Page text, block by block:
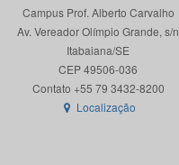
Campus Prof. Alberto Carvalho
Av. Vereador Olímpio Grande, s/n
Itabaiana/SE
CEP 49506-036
Localização